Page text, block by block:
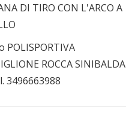
DI TIRO CON L'ARCO A
POLISPORTIVA
ROCCA SINIBALDA
3496663988